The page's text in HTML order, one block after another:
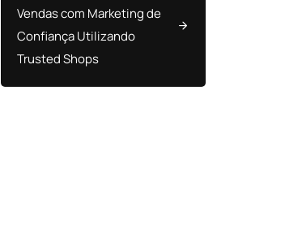
Vendas com Marketing de
Confiança Utilizando
Trusted Shops